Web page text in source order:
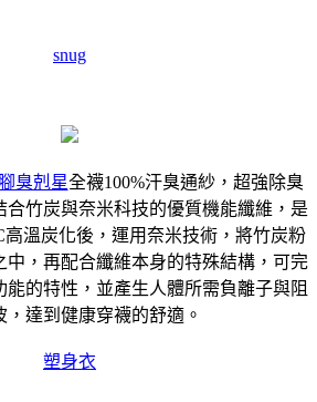
snug
腳臭剋星全襪100%汗臭通紗，超強除臭
合竹炭與奈米科技的優質機能纖維，是
高溫炭化後，運用奈米技術，將竹炭粉
中，再配合纖維本身的特殊結構，可完
的特性，並產生人體所需負離子與阻
，達到健康穿襪的舒適。
塑身衣